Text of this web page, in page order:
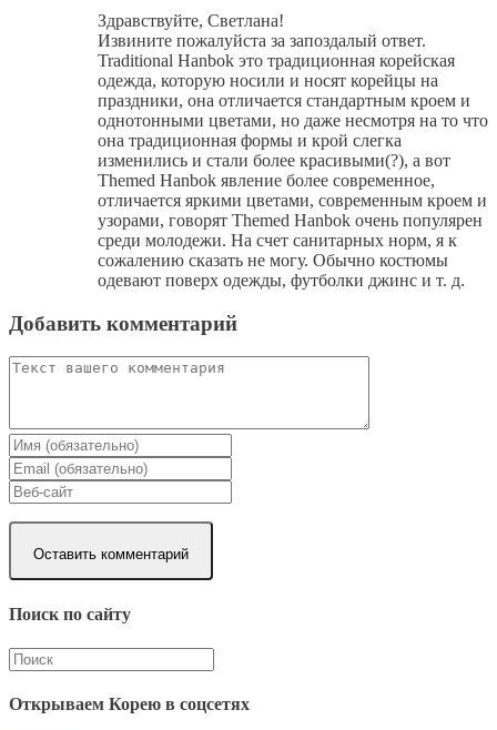
Здравствуйте, Светлана!
Извините пожалуйста за запоздалый ответ.
Traditional Hanbok это традиционная корейская
одежда, которую носили и носят корейцы на
праздники, она отличается стандартным кроем и
однотонными цветами, но даже несмотря на то что
она традиционная формы и крой слегка
изменились и стали более красивыми(?), а вот
Themed Hanbok явление более современное,
отличается яркими цветами, современным кроем и
узорами, говорят Themed Hanbok очень популярен
среди молодежи. На счет санитарных норм, я к
сожалению сказать не могу. Обычно костюмы
одевают поверх одежды, футболки джинс и т. д.
Добавить комментарий
Поиск по сайту
Открываем Корею в соцсетях